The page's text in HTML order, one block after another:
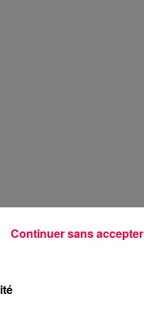
Continuer sans accepter